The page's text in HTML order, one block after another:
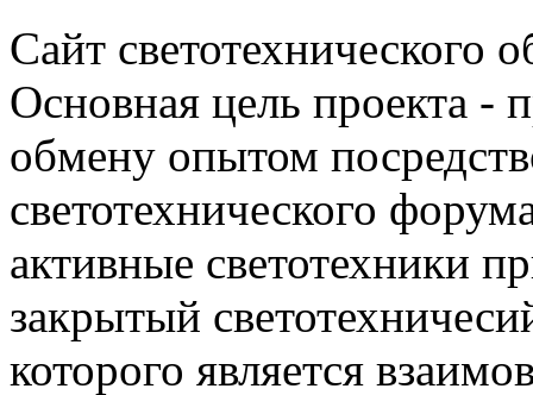
Сайт светотехнического
Основная цель проекта -
обмену опытом
светотехнического
активные светотехники
закрытый
которого является